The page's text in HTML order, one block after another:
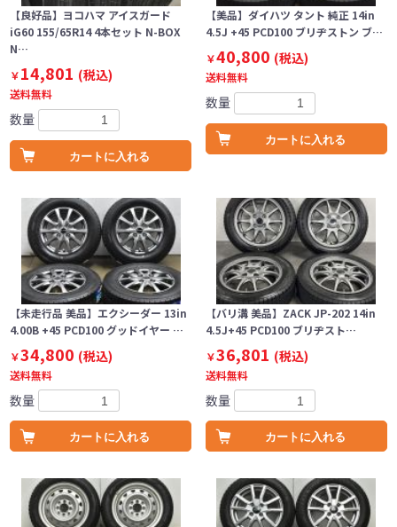
【良好品】ヨコハマ アイスガード
iG60 155/65R14 4本セット N-BOX
N…
￥14,801 (税込)
送料無料
数量
カートに入れる
【美品】ダイハツ タント 純正 14in
4.5J +45 PCD100 ブリヂストン ブ…
￥40,800 (税込)
送料無料
数量
カートに入れる
【未走行品 美品】エクシーダー 13in
4.00B +45 PCD100 グッドイヤー …
￥34,800 (税込)
送料無料
数量
カートに入れる
【バリ溝 美品】ZACK JP-202 14in
4.5J+45 PCD100 ブリヂスト…
￥36,801 (税込)
送料無料
数量
カートに入れる